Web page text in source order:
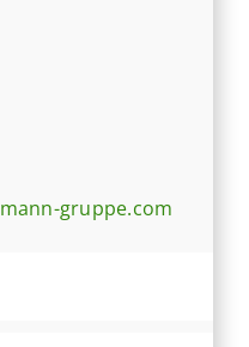
gruppe.com